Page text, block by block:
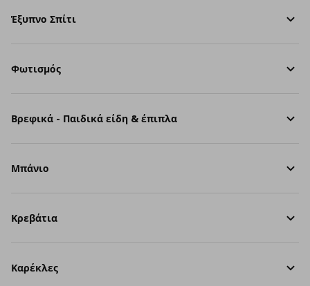
Έξυπνο Σπίτι
Φωτισμός
Βρεφικά - Παιδικά είδη & έπιπλα
Μπάνιο
Κρεβάτια
Καρέκλες